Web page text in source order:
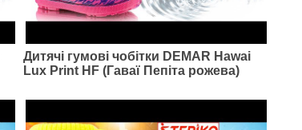
Дитячі гумові чобітки DEMAR Hawai
Lux Print HF (Гаваї Пепіта рожева)